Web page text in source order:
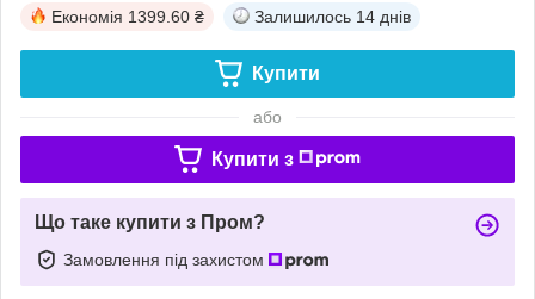
Економія 1399.60 ₴ Залишилось 14 днів
Купити
або
Купити з
Що таке купити з Пром?
Замовлення під захистом